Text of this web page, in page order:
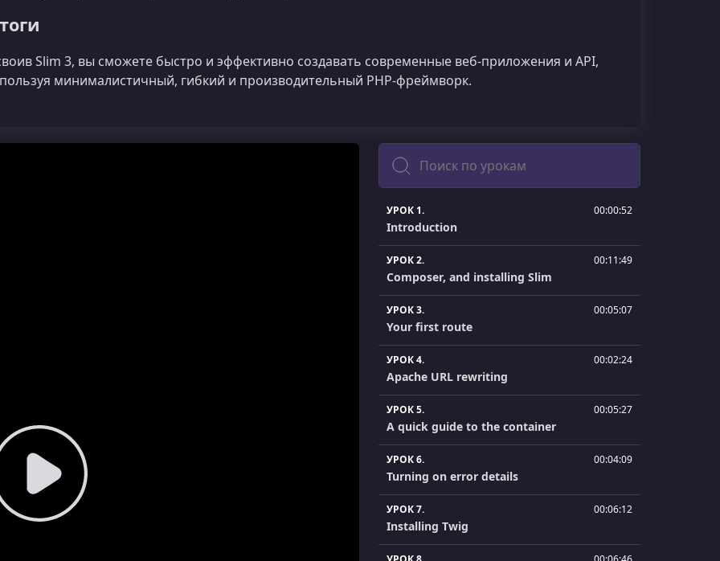
Slim 3, вы сможете быстро и эффективно создавать современные веб‑приложения и API,
минималистичный, гибкий и производительный PHP‑фреймворк.
Поиск
УРОК 1. 00:00:52
Introduction
УРОК 2. 00:11:49
Composer, and installing Slim
УРОК 3. 00:05:07
Your first route
УРОК 4. 00:02:24
Apache URL rewriting
УРОК 5. 00:05:27
A quick guide to the container
УРОК 6. 00:04:09
Turning on error details
УРОК 7. 00:06:12
Installing Twig